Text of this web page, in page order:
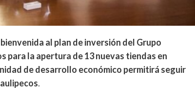
al plan de inversión del Grupo
para la apertura de 13 nuevas tiendas en
de desarrollo económico permitirá seguir
.